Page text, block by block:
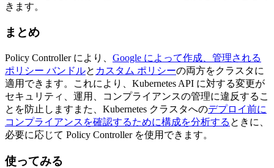
きます。
まとめ
Policy Controller により、 Google によって作成、管理される
ポリシー バンドルと カスタム ポリシーの両方をクラスタに
適用できます。これにより、Kubernetes API に対する変更が
セキュリティ、運用、コンプライアンスの管理に違反するこ
とを防止しますまた、Kubernetes クラスタへのデプロイ前に
コンプライアンスを確認するために構成を分析する ときに、
必要に応じて Policy Controller を使用できます。
使ってみる